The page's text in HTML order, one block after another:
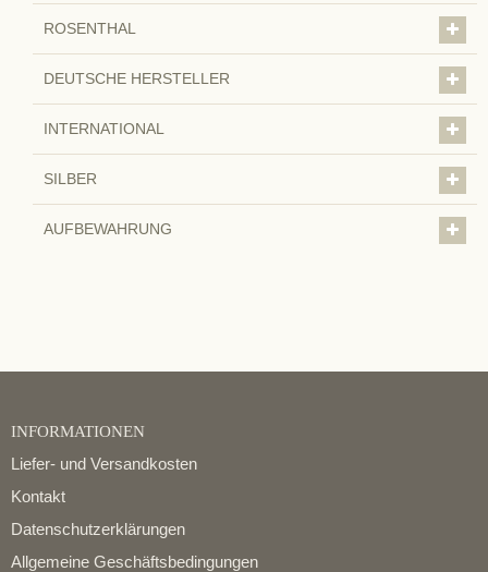
ROSENTHAL
DEUTSCHE HERSTELLER
INTERNATIONAL
SILBER
AUFBEWAHRUNG
INFORMATIONEN
Liefer- und Versandkosten
Kontakt
Datenschutzerklärungen
Allgemeine Geschäftsbedingungen